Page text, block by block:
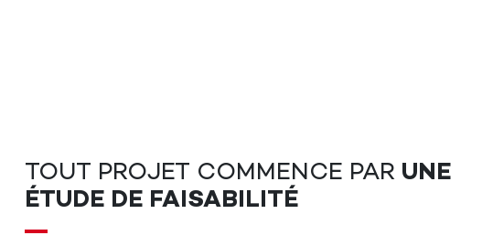
TOUT PROJET COMMENCE PAR UNE
ÉTUDE DE FAISABILITÉ